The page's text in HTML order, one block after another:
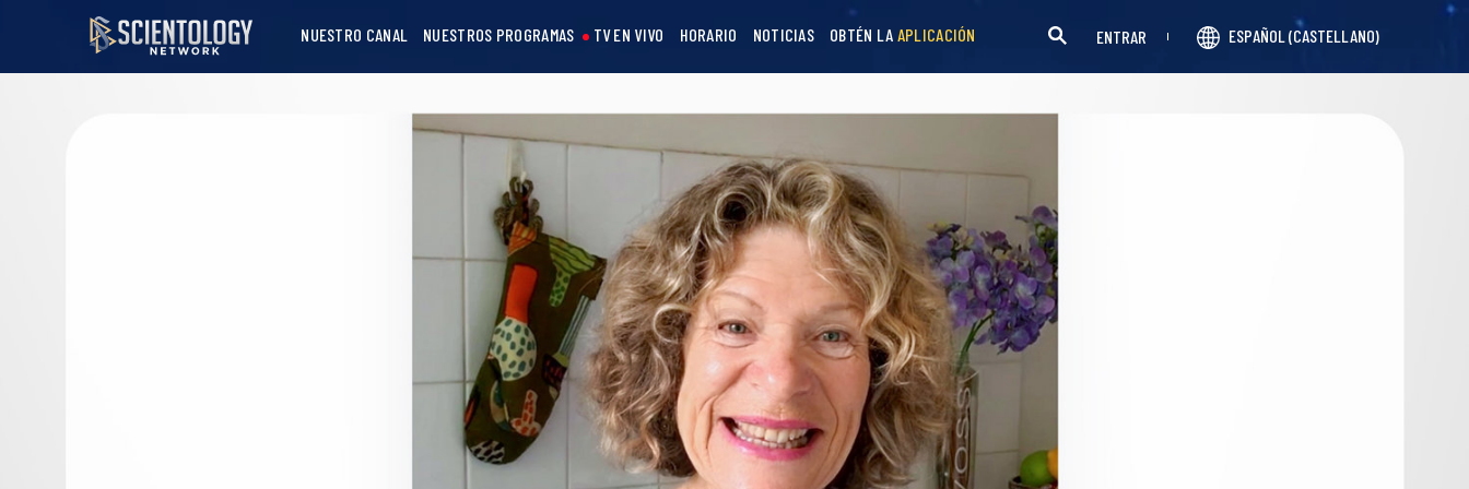
NUESTRO CANAL NUESTROS PROGRAMAS TV EN VIVO HORARIO NOTICIAS OBTÉN LA APLICACIÓN ENTRAR ESPAÑOL (CASTELLANO)